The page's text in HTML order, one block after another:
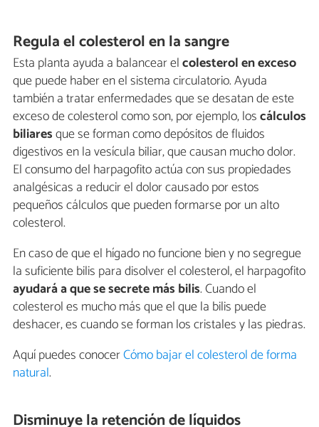
Regula el colesterol en la sangre
Esta planta ayuda a balancear elcolesterol en exceso
que puede haber en el sistema circulatorio. Ayuda
también a tratar enfermedades que se desatan de este
exceso de colesterol como son, por ejemplo, loscálculos
biliaresque se forman como depósitos de fluidos
digestivos en la vesícula biliar, que causan mucho dolor.
El consumo del harpagofito actúa con sus propiedades
analgésicas a reducir el dolor causado por estos
pequeños cálculos que pueden formarse por un alto
colesterol.
En caso de que el hígado no funcione bien y no segregue
la suficiente bilis para disolver el colesterol, el harpagofito
ayudará a que se secrete más bilis. Cuando el
colesterol es mucho más que el que la bilis puede
deshacer, es cuando se forman los cristales y las piedras.
Aquí puedes conocerCómo bajar el colesterol de forma
natural.
Disminuye la retención de líquidos